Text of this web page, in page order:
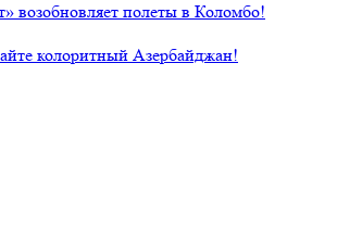
полеты в Коломбо!
колоритный Азербайджан!